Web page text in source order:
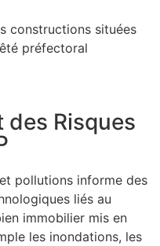
constructions situées
préfectoral
des Risques
pollutions informe des
liés au
immobilier mis en
les inondations, les